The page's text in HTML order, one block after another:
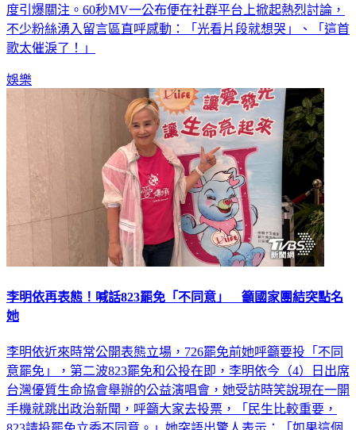
度引爆關注。60秒MV一公布便在社群平台上掀起熱烈討論，
不少粉絲湧入留言區直呼感動：「光看片段就想哭」、「這首
歌太催淚了！」
娛樂
李明依再表態！喊話823罷免「不同意」 籲國家團結突點名
她
李明依近來時常公開表態立場，726罷免前她呼籲要投「不同
意罷免」，第二波823罷免和公投在即，李明依今（4）日出席
台灣優質生命協會舉辦的公益演唱會，她受訪時笑說現在一開
手機就跳出政治新聞，呼籲大家去投票，「民生比較重要，